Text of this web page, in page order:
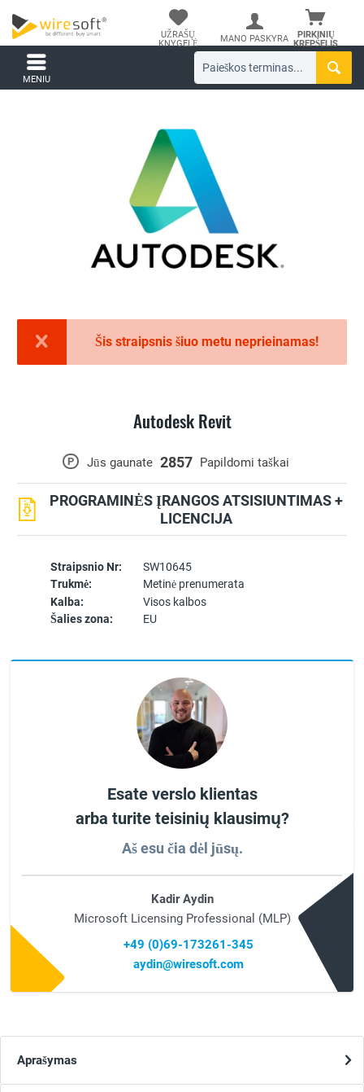
PIRKINIŲ
KREPŠELIS
UŽRAŠŲ
KNYGELĖ
MANO PASKYRA
MENIU
Šis straipsnis šiuo metu neprieinamas!
Autodesk Revit
Straipsnio Nr:
SW10645
Trukmė:
Metinė prenumerata
Kalba:
Visos kalbos
Šalies zona:
EU
P Jūs gaunate 2857 Papildomi taškai
PROGRAMINĖS ĮRANGOS ATSISIUNTIMAS +
LICENCIJA
Esate verslo klientas
arba turite teisinių klausimų?
Aš esu čia dėl jūsų.
Kadir Aydin
Microsoft Licensing Professional (MLP)
+49 (0)69-173261-345
aydin@wiresoft.com
Aprašymas